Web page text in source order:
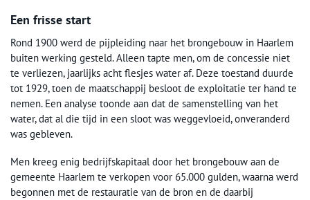
Een frisse start
Rond 1900 werd de pijpleiding naar het brongebouw in Haarlem
buiten werking gesteld. Alleen tapte men, om de concessie niet
te verliezen, jaarlijks acht flesjes water af. Deze toestand duurde
tot 1929, toen de maatschappij besloot de exploitatie ter hand te
nemen. Een analyse toonde aan dat de samenstelling van het
water, dat al die tijd in een sloot was weggevloeid, onveranderd
was gebleven.
Men kreeg enig bedrijfskapitaal door het brongebouw aan de
gemeente Haarlem te verkopen voor 65.000 gulden, waarna werd
begonnen met de restauratie van de bron en de daarbij